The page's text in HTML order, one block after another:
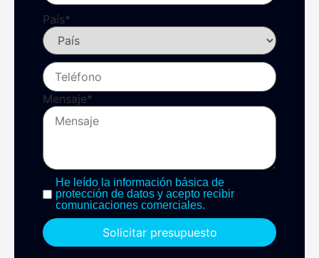
País*
Mensaje*
He leído la información básica de
protección de datos y acepto recibir
comunicaciones comerciales.
Solicitar presupuesto